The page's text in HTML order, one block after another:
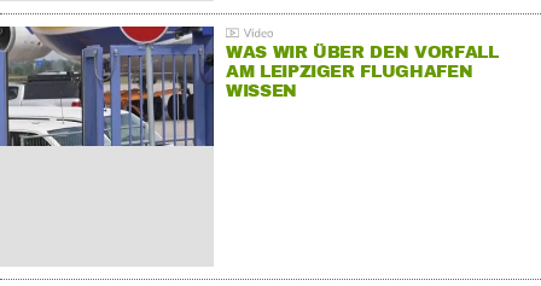
WAS WIR ÜBER DEN VORFALL
AM LEIPZIGER FLUGHAFEN
WISSEN